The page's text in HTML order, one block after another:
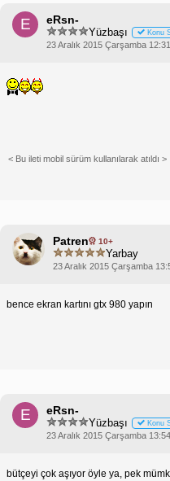
E eRsn-
Yüzbaşı Konu
23 Aralık 2015 Çarşamba
< Bu ileti mobil sürüm kullanılarak atıldı >
Patren 10+
Yarbay
23 Aralık 2015 Çarşamba
bence ekran kartını gtx 980 yapın
E eRsn-
Yüzbaşı Konu
23 Aralık 2015 Çarşamba
bütçeyi çok aşıyor öyle ya, pek